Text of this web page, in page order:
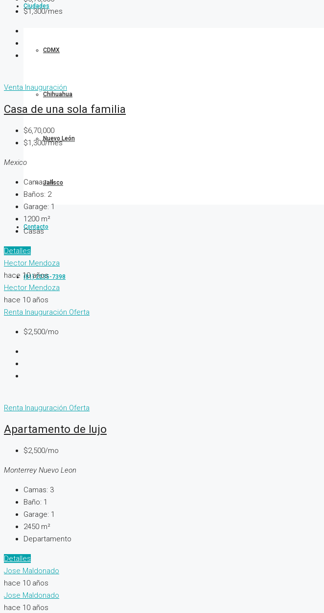
Ciudades
CDMX
Chihuahua
Nuevo León
Jalisco
Contacto
(81) 2235-7398
$1,300/mes
Venta Inauguración
Casa de una sola familia
$6,70,000
$1,300/mes
Mexico
Camas: 4
Baños: 2
Garage: 1
1200 m²
Casas
Detalles
Hector Mendoza
hace 10 años
Hector Mendoza
hace 10 años
Renta Inauguración Oferta
$2,500/mo
Renta Inauguración Oferta
Apartamento de lujo
$2,500/mo
Monterrey Nuevo Leon
Camas: 3
Baño: 1
Garage: 1
2450 m²
Departamento
Detalles
Jose Maldonado
hace 10 años
Jose Maldonado
hace 10 años